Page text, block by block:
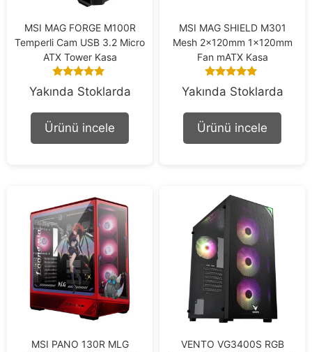
MSI MAG FORGE M100R
Temperli Cam USB 3.2 Micro
ATX Tower Kasa
5.00
out of 5
Yakında Stoklarda
Ürünü incele
MSI MAG SHIELD M301
Mesh 2x120mm 1x120mm
Fan mATX Kasa
5.00
out of 5
Yakında Stoklarda
Ürünü incele
MSI PANO 130R MLG
VENTO VG3400S RGB